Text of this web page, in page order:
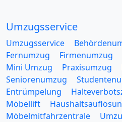
Umzugsservice
Umzugsservice
Fernumzug
Firmenumzug
Mini Umzug
Praxisumzug
Seniorenumzug
Entrümpelung
Möbellift
Möbelmitfahrzentrale